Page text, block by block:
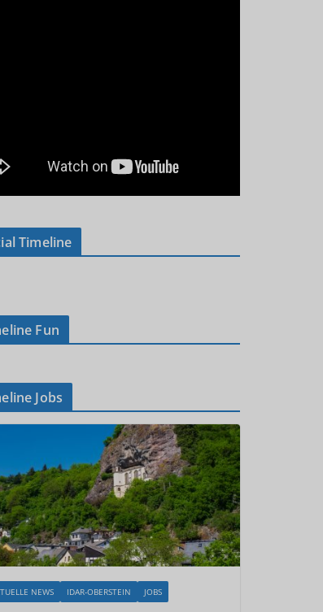
Timeline
Fun
Jobs
NEWS IDAR-OBERSTEIN JOBS